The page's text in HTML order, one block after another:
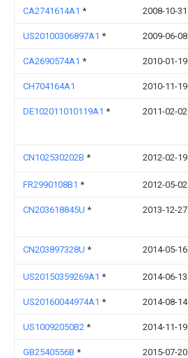
CA2741614A1 * 2008-10-31
US20100306897A1 * 2009-06-08
CA2690574A1 * 2010-01-19
CH704164A1 2010-11-19
DE102011010119A1 * 2011-02-02
CN102530202B * 2012-02-19
FR2990108B1 * 2012-05-02
CN203618845U * 2013-12-27
CN203897328U * 2014-05-16
US20150359269A1 * 2014-06-13
US20160044974A1 * 2014-08-14
US10092050B2 * 2014-11-19
GB2540556B * 2015-07-20